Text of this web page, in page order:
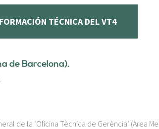
TÉCNICA DEL VT4
de Barcelona).
de la ‘Oficina Tècnica de Gerència’ (Àrea